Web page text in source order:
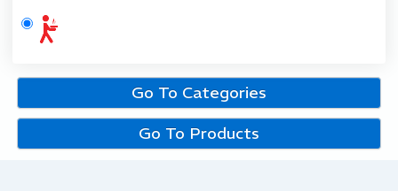
Go To Categories
Go To Products